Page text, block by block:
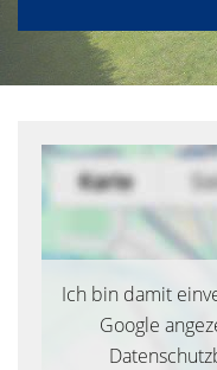
Ich bin damit
Google